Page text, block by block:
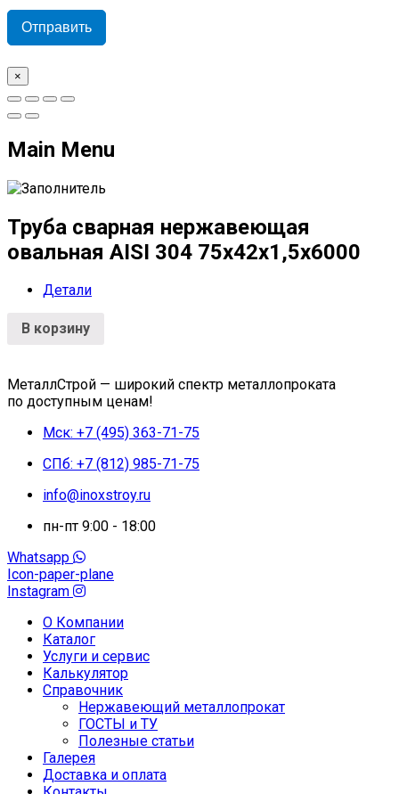
Отправить
×
Main Menu
Труба сварная нержавеющая
овальная AISI 304 75х42х1,5х6000
Детали
В корзину
МеталлСтрой — широкий спектр металлопроката
по доступным ценам!
Мск: +7 (495) 363-71-75
СПб: +7 (812) 985-71-75
info@inoxstroy.ru
пн-пт 9:00 - 18:00
Whatsapp
Icon-paper-plane
Instagram
О Компании
Каталог
Услуги и сервис
Калькулятор
Справочник
Нержавеющий металлопрокат
ГОСТЫ и ТУ
Полезные статьи
Галерея
Доставка и оплата